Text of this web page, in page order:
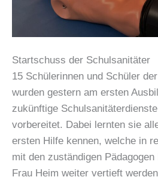
Startschuss der Schulsanitäter
15 Schülerinnen und Schüler
wurden gestern am ersten
zukünftige
vorbereitet. Dabei lernten sie
ersten Hilfe kennen, welche in
mit den zuständigen
Frau Heim weiter vertieft